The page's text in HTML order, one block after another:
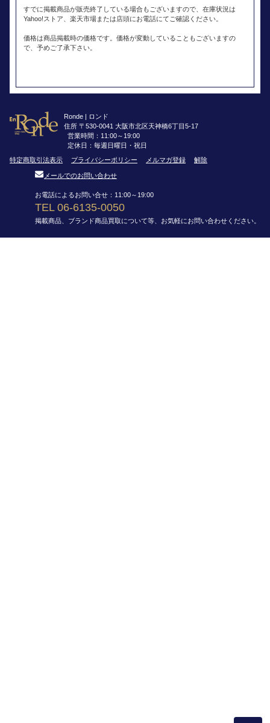
すでに掲載商品が販売終了している場合もございますので、在庫状況は
Yahoo!ストア、楽天市場または店頭にお電話にてご確認ください。
価格は商品掲載時の価格です。価格が変動していることもございますの
で、予めご了承下さい。
Ronde | ロンド
住所 〒530-0041 大阪市北区天神橋6丁目5-17
営業時間：11:00～19:00
定休日：毎週日曜日・祝日
特定商取引法表示
プライバシーポリシー メルマガ登録 解除
メールでのお問い合わせ
お電話によるお問い合せ：11:00～19:00
TEL 06-6135-0050
掲載商品、ブランド商品買取について等、お気軽にお問い合わせください。